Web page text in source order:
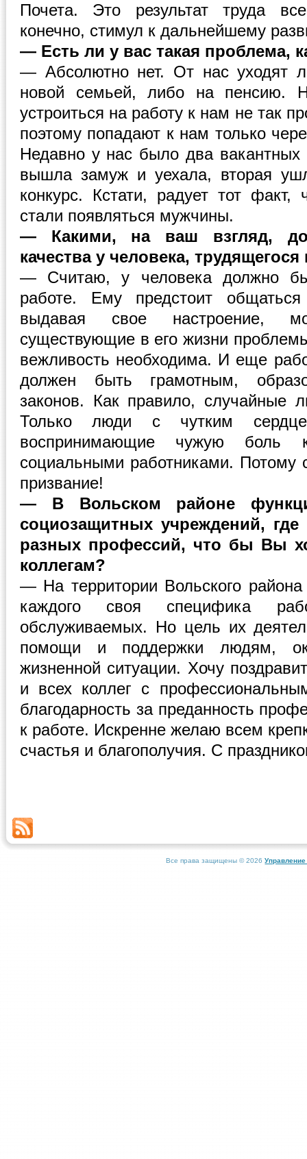
Почета. Это результат труда
конечно, стимул к дальнейшему
— Есть ли у вас такая проблема,
— Абсолютно нет. От нас уходят
новой семьей, либо на пенсию.
устроиться на работу к нам не так
поэтому попадают к нам только
Недавно у нас было два вакантных
вышла замуж и уехала, вторая
конкурс. Кстати, радует тот
стали появляться мужчины.
— Какими, на ваш взгляд,
качества у человека,
— Считаю, у человека должно
работе. Ему предстоит
выдавая свое настроение,
существующие в его жизни
вежливость необходима. И еще
должен быть грамотным,
законов. Как правило, случайные
Только люди с чутким
воспринимающие чужую боль
социальными работниками. Потому
призвание!
— В Вольском районе
социозащитных учреждений,
разных профессий, что бы Вы
коллегам?
— На территории Вольского
каждого своя специфика
обслуживаемых. Но цель их
помощи и поддержки людям,
жизненной ситуации. Хочу
и всех коллег с
благодарность за преданность
к работе. Искренне желаю всем
счастья и благополучия. С
Все права защищены © 2026